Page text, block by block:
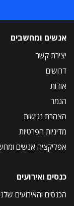
אנשים ומחשבים
יצירת קשר
דרושים
אודות
הנמר
הצהרת נגישות
מדיניות הפרטיות
אפליקציה אנשים
כנסים ואירועים
הכנסים והאירועים